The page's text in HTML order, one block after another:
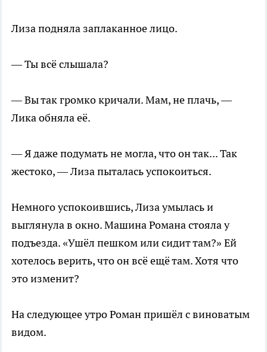
Лиза подняла заплаканное лицо.
— Ты всё слышала?
— Вы так громко кричали. Мам, не плачь, —
Лика обняла её.
— Я даже подумать не могла, что он так... Так
жестоко, — Лиза пыталась успокоиться.
Немного успокоившись, Лиза умылась и
выглянула в окно. Машина Романа стояла у
подъезда. «Ушёл пешком или сидит там?» Ей
хотелось верить, что он всё ещё там. Хотя что
это изменит?
На следующее утро Роман пришёл с виноватым
видом.